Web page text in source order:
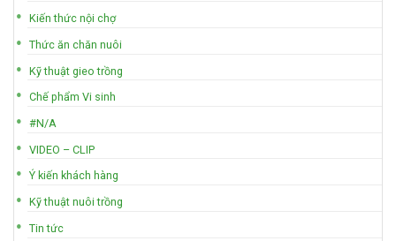
Kiến thức nội chợ
Thức ăn chăn nuôi
Kỹ thuật gieo trồng
Chế phẩm Vi sinh
#N/A
VIDEO – CLIP
Ý kiến khách hàng
Kỹ thuật nuôi trồng
Tin tức